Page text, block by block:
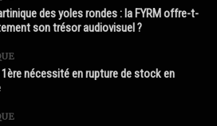
des yoles rondes : la FYRM offre-t-
son trésor audiovisuel ?
nécessité en rupture de stock en